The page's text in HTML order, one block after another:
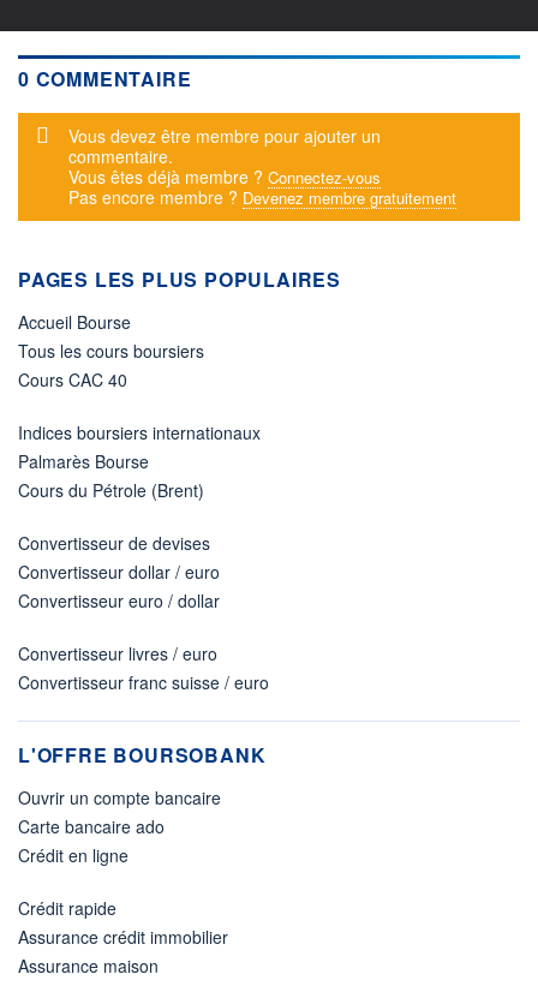
0 COMMENTAIRE
Message d'alerte
Vous devez être membre pour ajouter un
commentaire.
Vous êtes déjà membre ? Connectez-vous
Pas encore membre ? Devenez membre gratuitement
PAGES LES PLUS POPULAIRES
Accueil Bourse
Tous les cours boursiers
Cours CAC 40
Indices boursiers internationaux
Palmarès Bourse
Cours du Pétrole (Brent)
Convertisseur de devises
Convertisseur dollar / euro
Convertisseur euro / dollar
Convertisseur livres / euro
Convertisseur franc suisse / euro
L'OFFRE BOURSOBANK
Ouvrir un compte bancaire
Carte bancaire ado
Crédit en ligne
Crédit rapide
Assurance crédit immobilier
Assurance maison